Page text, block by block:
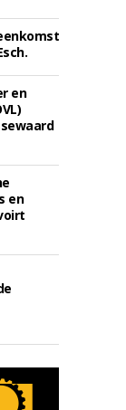
en
en